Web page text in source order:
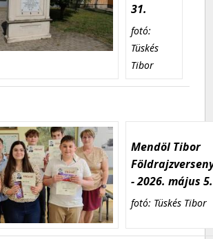
31.
fotó:
Tüskés
Tibor
Mendöl Tibor
- 2026. május 5.
fotó: Tüskés Tibor